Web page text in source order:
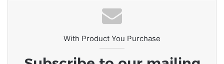
With Product You Purchase